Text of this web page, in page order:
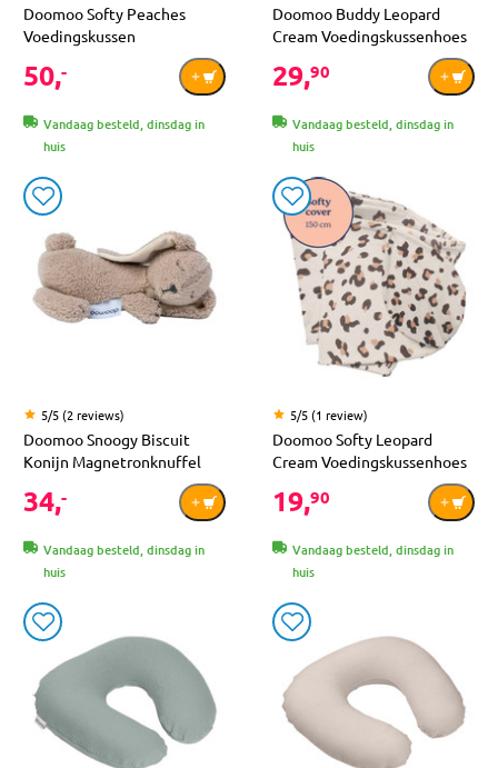
Doomoo Softy Peaches
Voedingskussen
50,-
Vandaag besteld, dinsdag in
huis
Doomoo Buddy Leopard
Cream Voedingskussenhoes
29,90
Vandaag besteld, dinsdag in
huis
5/5 (2 reviews)
Doomoo Snoogy Biscuit
Konijn Magnetronknuffel
34,-
Vandaag besteld, dinsdag in
huis
5/5 (1 review)
Doomoo Softy Leopard
Cream Voedingskussenhoes
19,90
Vandaag besteld, dinsdag in
huis